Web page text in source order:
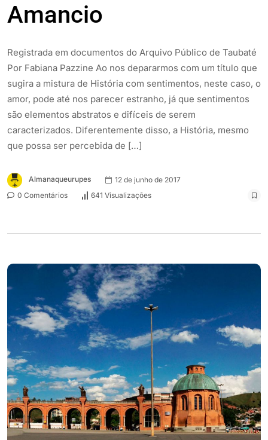
Amancio
Registrada em documentos do Arquivo Público de Taubaté
Por Fabiana Pazzine Ao nos depararmos com um título que
sugira a mistura de História com sentimentos, neste caso, o
amor, pode até nos parecer estranho, já que sentimentos
são elementos abstratos e difíceis de serem
caracterizados. Diferentemente disso, a História, mesmo
que possa ser percebida de […]
Almanaqueurupes
12 de junho de 2017
0 Comentários
641 Visualizações